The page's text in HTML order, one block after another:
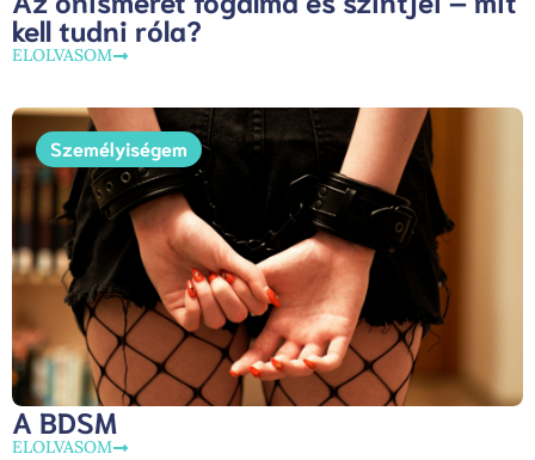
kell tudni róla?
ELOLVASOM
Személyiségem
A BDSM
ELOLVASOM